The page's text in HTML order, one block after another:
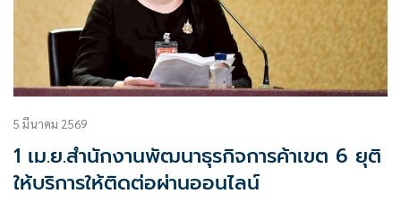
5 มีนาคม 2569
1 เม.ย.สำนักงานพัฒนาธุรกิจการค้าเขต 6 ยุติ
ให้บริการให้ติดต่อผ่านออนไลน์